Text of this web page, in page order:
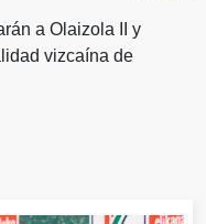
a Olaizola II y
vizcaína de